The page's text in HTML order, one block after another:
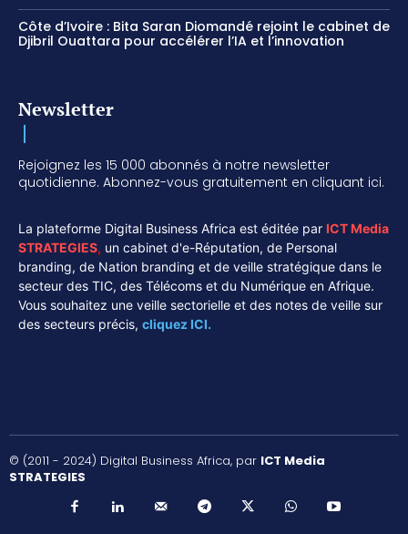
Côte d’Ivoire : Bita Saran Diomandé rejoint le cabinet de
Djibril Ouattara pour accélérer l’IA et l’innovation
Newsletter
Rejoignez les 15 000 abonnés à notre newsletter
quotidienne. Abonnez-vous gratuitement en cliquant ici.
La plateforme Digital Business Africa est éditée par ICT Media
STRATEGIES, un cabinet d'e-Réputation, de Personal
branding, de Nation branding et de veille stratégique dans le
secteur des TIC, des Télécoms et du Numérique en Afrique.
Vous souhaitez une veille sectorielle et des notes de veille sur
des secteurs précis, cliquez ICI.
© (2011 - 2024) Digital Business Africa, par ICT Media
STRATEGIES